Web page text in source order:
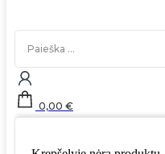
Search
0,00 €